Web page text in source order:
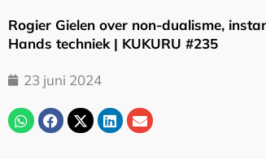
Rogier Gielen over non-dualisme,
Hands techniek | KUKURU #235
23 juni 2024